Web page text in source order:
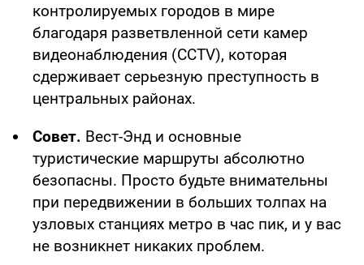
контролируемых городов в мире
благодаря разветвленной сети камер
видеонаблюдения (CCTV), которая
сдерживает серьезную преступность в
центральных районах.
Совет. Вест-Энд и основные
туристические маршруты абсолютно
безопасны. Просто будьте внимательны
при передвижении в больших толпах на
узловых станциях метро в час пик, и у вас
не возникнет никаких проблем.